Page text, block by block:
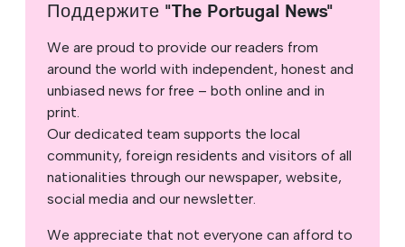
Поддержите "The Portugal News"
We are proud to provide our readers from
around the world with independent, honest and
unbiased news for free – both online and in
print.
Our dedicated team supports the local
community, foreign residents and visitors of all
nationalities through our newspaper, website,
social media and our newsletter.
We appreciate that not everyone can afford to